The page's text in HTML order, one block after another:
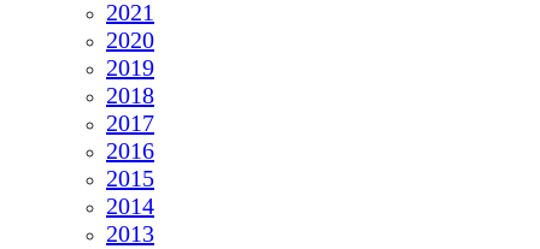
2021
2020
2019
2018
2017
2016
2015
2014
2013